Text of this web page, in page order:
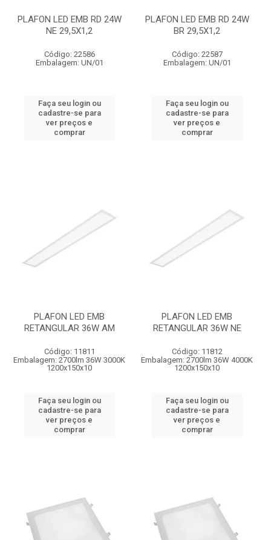
PLAFON LED EMB RD 24W
NE 29,5X1,2
Código: 22586
Embalagem: UN/01
Faça seu login ou
cadastre-se para
ver preços e
comprar
PLAFON LED EMB RD 24W
BR 29,5X1,2
Código: 22587
Embalagem: UN/01
Faça seu login ou
cadastre-se para
ver preços e
comprar
PLAFON LED EMB
RETANGULAR 36W AM
Código: 11811
Embalagem: 2700lm 36W 3000K
1200x150x10
Faça seu login ou
cadastre-se para
ver preços e
comprar
PLAFON LED EMB
RETANGULAR 36W NE
Código: 11812
Embalagem: 2700lm 36W 4000K
1200x150x10
Faça seu login ou
cadastre-se para
ver preços e
comprar